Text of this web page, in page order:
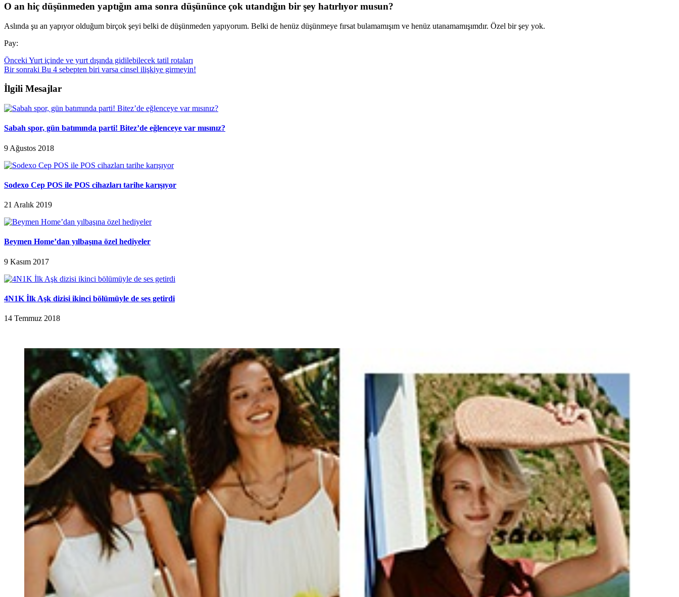
O an hiç düşünmeden yaptığın ama sonra düşününce çok utandığın bir şey hatırlıyor musun?
Aslında şu an yapıyor olduğum birçok şeyi belki de düşünmeden yapıyorum. Belki de henüz düşünmeye fırsat bulamamışım ve henüz utanamamışımdır. Özel bir şey yok.
Pay:
Önceki Yurt içinde ve yurt dışında gidilebilecek tatil rotaları
Bir sonraki Bu 4 sebepten biri varsa cinsel ilişkiye girmeyin!
İlgili Mesajlar
Sabah spor, gün batımında parti! Bitez’de eğlenceye var mısınız?
9 Ağustos 2018
Sodexo Cep POS ile POS cihazları tarihe karışıyor
21 Aralık 2019
Beymen Home’dan yılbaşına özel hediyeler
9 Kasım 2017
4N1K İlk Aşk dizisi ikinci bölümüyle de ses getirdi
14 Temmuz 2018